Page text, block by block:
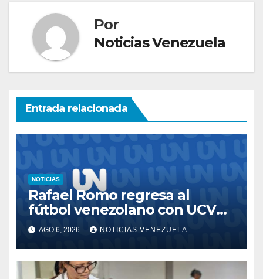
Por
Noticias Venezuela
Entrada relacionada
NOTICIAS
Rafael Romo regresa al
fútbol venezolano con UCV
FCAGO 6, 2026 NOTICIAS VENEZUELA